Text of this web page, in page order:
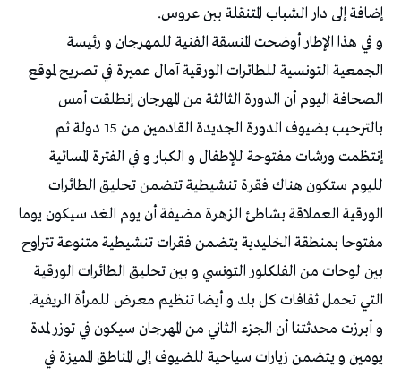
إضافة إلى دار الشباب المتنقلة ببن عروس.
و في هذا الإطار أوضحت المنسقة الفنية للمهرجان و رئيسة
الجمعية التونسية للطائرات الورقية آمال عميرة في تصريح لموقع
الصحافة اليوم أن الدورة الثالثة من المهرجان إنطلقت أمس
بالترحيب بضيوف الدورة الجديدة القادمين من 15 دولة ثم
إنتظمت ورشات مفتوحة للإطفال و الكبار و في الفترة المسائية
لليوم ستكون هناك فقرة تنشيطية تتضمن تحليق الطائرات
الورقية العملاقة بشاطئ الزهرة مضيفة أن يوم الغد سيكون يوما
مفتوحا بمنطقة الخليدية يتضمن فقرات تنشيطية متنوعة تتراوح
بين لوحات من الفلكلور التونسي و بين تحليق الطائرات الورقية
التي تحمل ثقافات كل بلد و أيضا تنظيم معرض للمرأة الريفية.
و أبرزت محدثتنا أن الجزء الثاني من المهرجان سيكون في توزر لمدة
يومين و يتضمن زيارات سياحية للضيوف إلى المناطق المميزة في